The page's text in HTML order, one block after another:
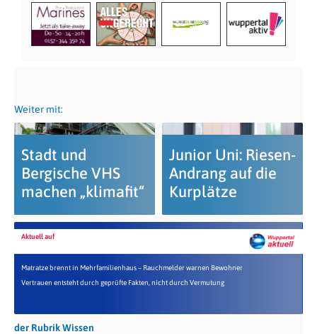
Weiter mit:
Stadt und
Bergische VHS
machen „klimafit“
Junior Uni: Riesen-
Andrang auf die
Kurplätze
Aktuell auf
Matratze brennt in Mehrfamilienhaus – Rauchmelder warnen Bewohner
Vertrauen entsteht durch geprüfte Fakten, nicht durch Vermutung
der Rubrik Wissen